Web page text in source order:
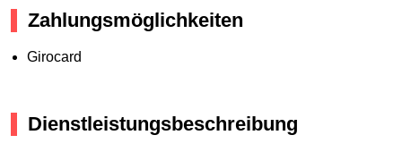
Zahlungsmöglichkeiten
Girocard
Dienstleistungsbeschreibung